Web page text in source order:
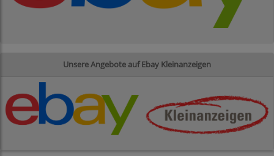
Unsere Angebote auf Ebay Kleinanzeigen